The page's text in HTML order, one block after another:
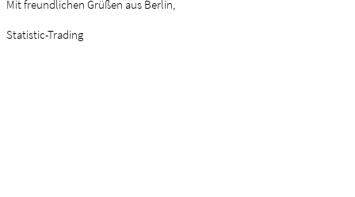
Mit freundlichen Grüßen aus Berlin,
Statistic-Trading